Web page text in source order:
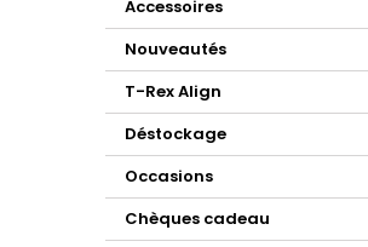
Accessoires
Nouveautés
T-Rex Align
Déstockage
Occasions
Chèques cadeau